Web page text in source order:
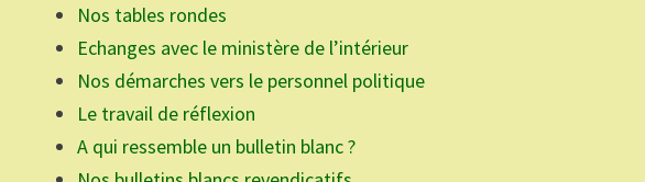
Nos tables rondes
Echanges avec le ministère de l’intérieur
Nos démarches vers le personnel politique
Le travail de réflexion
A qui ressemble un bulletin blanc ?